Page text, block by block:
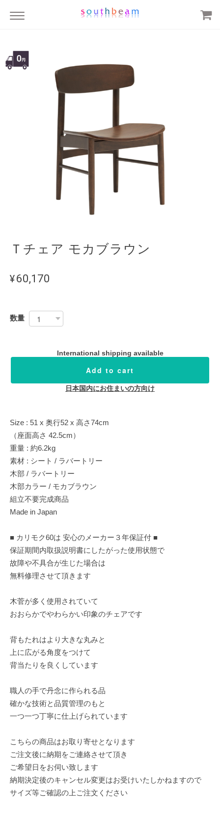
Ｔチェア モカブラウン
¥60,170
数量
International shipping available
Add to cart
日本国内にお住まいの方向け
Size : 51 x 奥行52 x 高さ74cm
（座面高さ 42.5cm）
重量 : 約6.2kg
素材 : シート / ラバートリー
木部 / ラバートリー
木部カラー / モカブラウン
組立不要完成商品
Made in Japan
■ カリモク60は 安心のメーカー３年保証付 ■
保証期間内取扱説明書にしたがった使用状態で
故障や不具合が生じた場合は
無料修理させて頂きます
木菅が多く使用されていて
おおらかでやわらかい印象のチェアです
背もたれはより大きな丸みと
上に広がる角度をつけて
背当たりを良くしています
職人の手で丹念に作られる品
確かな技術と品質管理のもと
一つ一つ丁寧に仕上げられています
こちらの商品はお取り寄せとなります
ご注文後に納期をご連絡させて頂き
ご希望日をお伺い致します
納期決定後のキャンセル変更はお受けいたしかねますので
サイズ等ご確認の上ご注文ください